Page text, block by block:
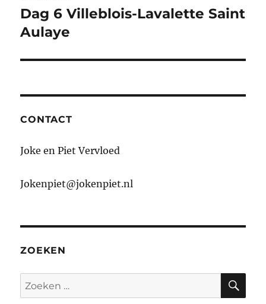
Volgend
bericht:
Dag 6 Villeblois-Lavalette Saint
Aulaye
CONTACT
Joke en Piet Vervloed
Jokenpiet@jokenpiet.nl
ZOEKEN
Zoeken
naar: